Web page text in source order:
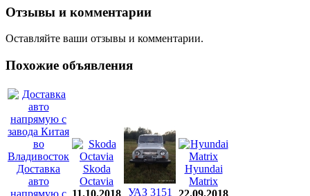
Отзывы и комментарии
Оставляйте ваши отзывы и комментарии.
Похожие объявления
Доставка
авто
напрямую с
Skoda
Octavia
11.10.2018 УАЗ 3151
Hyundai
Matrix
22.09.2018